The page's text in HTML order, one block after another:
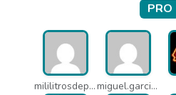
PRO
mililitrosdeperfume_lao miguel.garcia_l25